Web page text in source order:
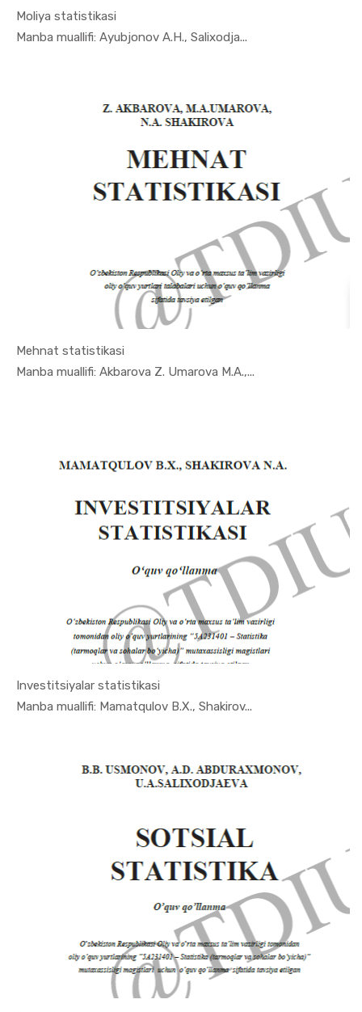
Moliya statistikasi
Manba muallifi: Ayubjonov A.H., Salixodja...
In Ekonome...
Mehnat statistikasi
Manba muallifi: Akbarova Z. Umarova M.A.,...
In Ekonome...
Investitsiyalar statistikasi
Manba muallifi: Mamatqulov B.X., Shakirov...
In Ekonome...